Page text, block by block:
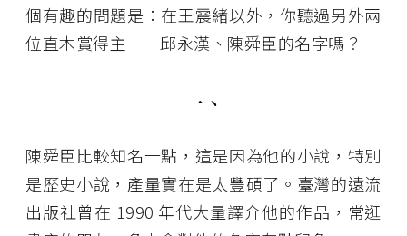
個有趣的問題是：在王震緒以外，你聽過另外兩
位直木賞得主──邱永漢、陳舜臣的名字嗎？
一、
陳舜臣比較知名一點，這是因為他的小說，特別
是歷史小說，產量實在是太豐碩了。臺灣的遠流
出版社曾在 1990 年代大量譯介他的作品，常逛